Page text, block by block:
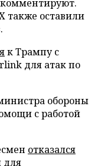
также оставили
к Трампу с
для атак по
обороны
с работой
отказался
для